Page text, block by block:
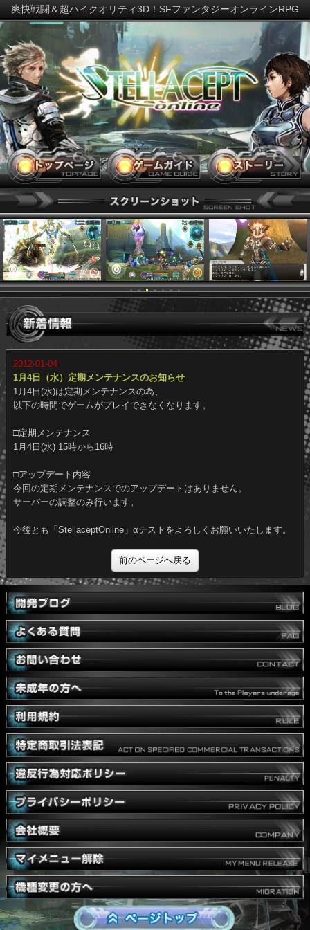
爽快戦闘＆超ハイクオリティ3D！SFファンタジーオンライン
2012-01-04
1月4日（水）定期メンテナンスのお知らせ
以下の時間でゲームがプレイできなくなります。
1月4日(水) 15時から16時
□アップデート内容
今回の定期メンテナンスでのアップデートはありません。
サーバーの調整のみ行います。
今後とも「StellaceptOnline」αテストをよろしくお願いいたします